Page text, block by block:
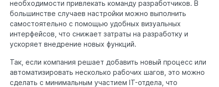
необходимости привлекать команду разработчиков. В
большинстве случаев настройки можно выполнить
самостоятельно с помощью удобных визуальных
интерфейсов, что снижает затраты на разработку и
ускоряет внедрение новых функций.
Так, если компания решает добавить новый процесс или
автоматизировать несколько рабочих шагов, это можно
сделать с минимальным участием IT-отдела, что